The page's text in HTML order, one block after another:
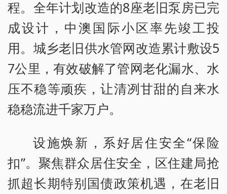
程。全年计划改造的8座老旧泵房已完
成设计，中澳国际小区率先竣工投
用。城乡老旧供水管网改造累计敷设5
7公里，有效破解了管网老化漏水、水
压不稳等顽疾，让清冽甘甜的自来水
稳稳流进千家万户。
设施焕新，系好居住安全“保险
扣”。聚焦群众居住安全，区住建局抢
抓超长期特别国债政策机遇，在老旧